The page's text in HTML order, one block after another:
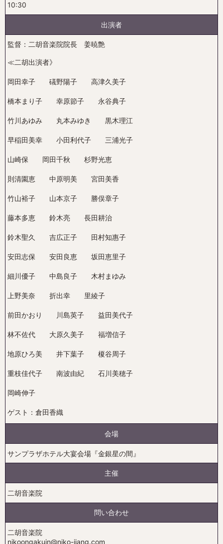
10:30
出演者
監督：二胡音楽院院長 姜暁艶
≪二胡出演者》
岡田幸子 礒野陽子 高津久美子
橋本まり子 幸原節子 永谷典子
竹川あゆみ 丸本みゆき 黒木理江
早稲田美幸 小田利代子 三浦光子
山崎保 岡田千秋 杉野光恵
則清園恵 中原明美 宮田美香
竹山裕子 山本京子 勝俣章子
藤本多恵 鈴木亮 長田耕治
鈴木聖久 吉広正子 田村知惠子
安田志保 安田良恵 坂田恵里子
細川優子 中島良子 木村まゆみ
上野美奈 折出幸 里綾子
前田かおり 川島英子 益田美代子
林不佐代 大原久美子 福増信子
地原ひろ美 井下葉子 榎谷周子
重枝佳代子 南波由紀 石川美穂子
岡崎伸子
ゲスト：倉田香織
会場
サンプラザホテル大宴会場『金銀星の間』
主催
二胡音楽院
問い合わせ
二胡音楽院
nikoongakuin@niko-jiang.com